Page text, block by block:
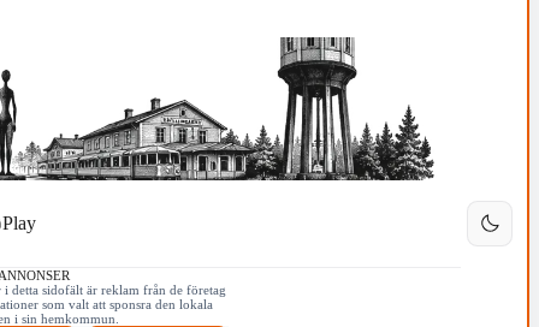
Play
i detta sidofält är reklam från de företag
som valt att sponsra den lokala
i sin hemkommun.